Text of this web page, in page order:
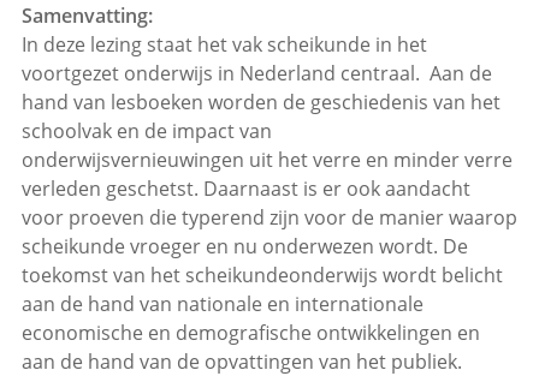
Samenvatting:
In deze lezing staat het vak scheikunde in het
voortgezet onderwijs in Nederland centraal. Aan de
hand van lesboeken worden de geschiedenis van het
schoolvak en de impact van
onderwijsvernieuwingen uit het verre en minder verre
verleden geschetst. Daarnaast is er ook aandacht
voor proeven die typerend zijn voor de manier waarop
scheikunde vroeger en nu onderwezen wordt. De
toekomst van het scheikundeonderwijs wordt belicht
aan de hand van nationale en internationale
economische en demografische ontwikkelingen en
aan de hand van de opvattingen van het publiek.